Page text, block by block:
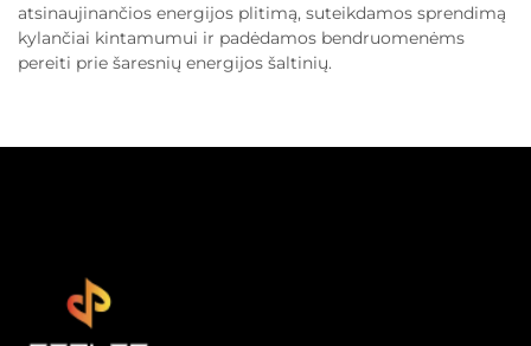
atsinaujinančios energijos plitimą, suteikdamos sprendimą
kylančiai kintamumui ir padėdamos bendruomenėms
pereiti prie šaresnių energijos šaltinių.